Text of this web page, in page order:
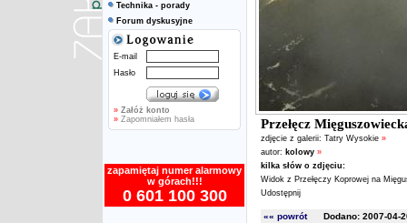
Technika - porady
Forum dyskusyjne
E-mail
Hasło
» Załóż konto
» Zapomniałem hasła
zapamiętaj numer alarmowy
w górach!!!
0 601 100 300
Przełęcz
zdjęcie z galerii: Tatry Wysokie »
autor: kolowy »
kilka słów o zdjęciu:
Widok z Przełęczy Koprowej na
Udostępnij
«« powrótDodano: 2007-04-